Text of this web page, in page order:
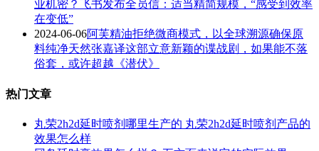
业机密？飞书发布全员信：适当精简规模，“感受到效率
在变低”
2024-06-06阿芙精油拒绝微商模式，以全球溯源确保原
料纯净天然张嘉译这部立意新颖的谍战剧，如果能不落
俗套，或许超越《潜伏》
热门文章
丸荣2h2d延时喷剂哪里生产的 丸荣2h2d延时喷剂产品的
效果怎么样